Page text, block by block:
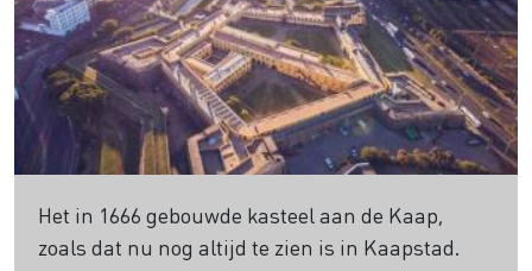
Het in 1666 gebouwde kasteel aan de Kaap,
zoals dat nu nog altijd te zien is in Kaapstad.